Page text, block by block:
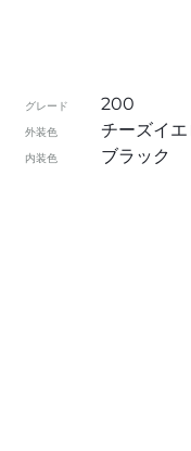
グレード 200
外装色 チーズイエ
内装色 ブラック